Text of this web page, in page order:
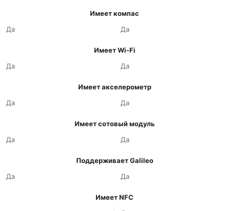
Имеет компас
Да
Да
Имеет Wi-Fi
Да
Да
Имеет акселерометр
Да
Да
Имеет сотовый модуль
Да
Да
Поддерживает Galileo
Да
Да
Имеет NFC